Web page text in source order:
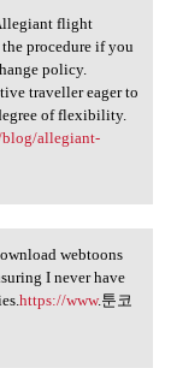
flight
procedure if you
policy.
traveller eager to
of flexibility.
allegiant-
webtoons
I never have
https://www.툰코